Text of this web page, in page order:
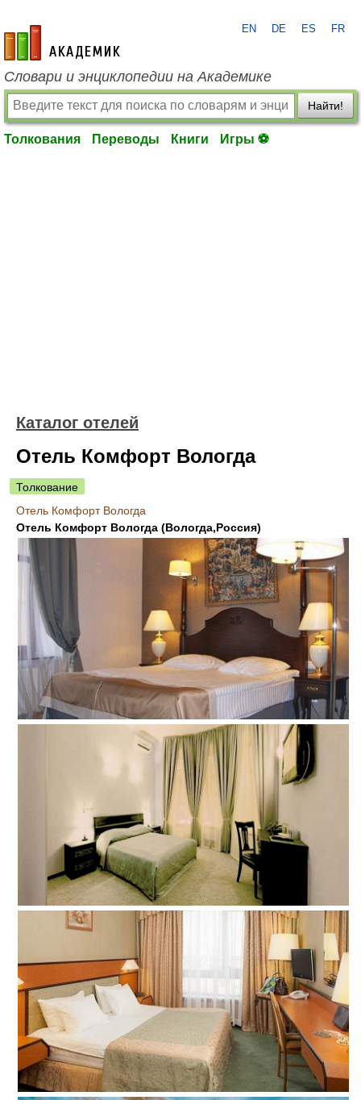
academic.ru
EN DE ES FR
Словари и энциклопедии на Академике
Найти!
Толкования Переводы Книги Игры ⚽
Каталог отелей
Отель Комфорт Вологда
Толкование
Отель Комфорт Вологда
Отель Комфорт Вологда (Вологда,Россия)